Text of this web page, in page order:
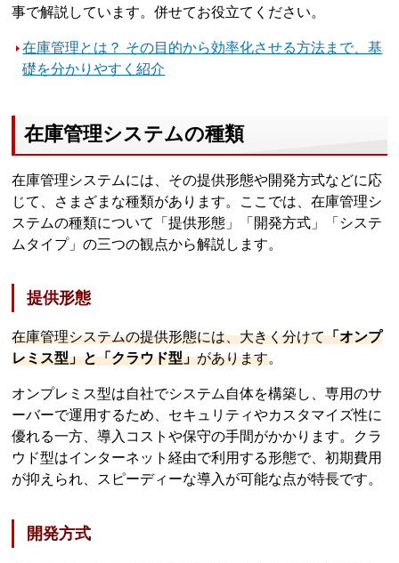
事で解説しています。併せてお役立てください。
在庫管理とは？ その目的から効率化させる方法まで、基
礎を分かりやすく紹介
在庫管理システムの種類
在庫管理システムには、その提供形態や開発方式などに応
じて、さまざまな種類があります。ここでは、在庫管理シ
ステムの種類について「提供形態」「開発方式」「システ
ムタイプ」の三つの観点から解説します。
提供形態
在庫管理システムの提供形態には、大きく分けて「オンプ
レミス型」と「クラウド型」があります。
オンプレミス型は自社でシステム自体を構築し、専用のサ
ーバーで運用するため、セキュリティやカスタマイズ性に
優れる一方、導入コストや保守の手間がかかります。クラ
ウド型はインターネット経由で利用する形態で、初期費用
が抑えられ、スピーディーな導入が可能な点が特長です。
開発方式